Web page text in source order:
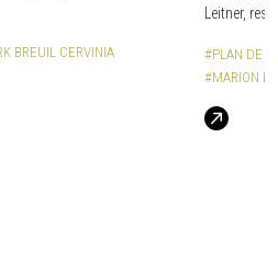
BREUIL CERVINIA
Leitner,
#PLAN DE
#MARION